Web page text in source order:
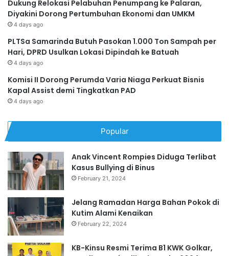
Dukung Relokasi Pelabuhan Penumpang ke Palaran,
Diyakini Dorong Pertumbuhan Ekonomi dan UMKM
4 days ago
PLTSa Samarinda Butuh Pasokan 1.000 Ton Sampah per
Hari, DPRD Usulkan Lokasi Dipindah ke Batuah
4 days ago
Komisi II Dorong Perumda Varia Niaga Perkuat Bisnis
Kapal Assist demi Tingkatkan PAD
4 days ago
Popular
Anak Vincent Rompies Diduga Terlibat
Kasus Bullying di Binus
February 21, 2024
Jelang Ramadan Harga Bahan Pokok di
Kutim Alami Kenaikan
February 22, 2024
KB-Kinsu Resmi Terima B1 KWK Golkar,